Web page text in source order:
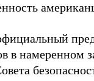
в намеренном